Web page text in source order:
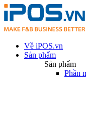
Về iPOS.vn
Sản phẩm
Sản phẩm
Phần